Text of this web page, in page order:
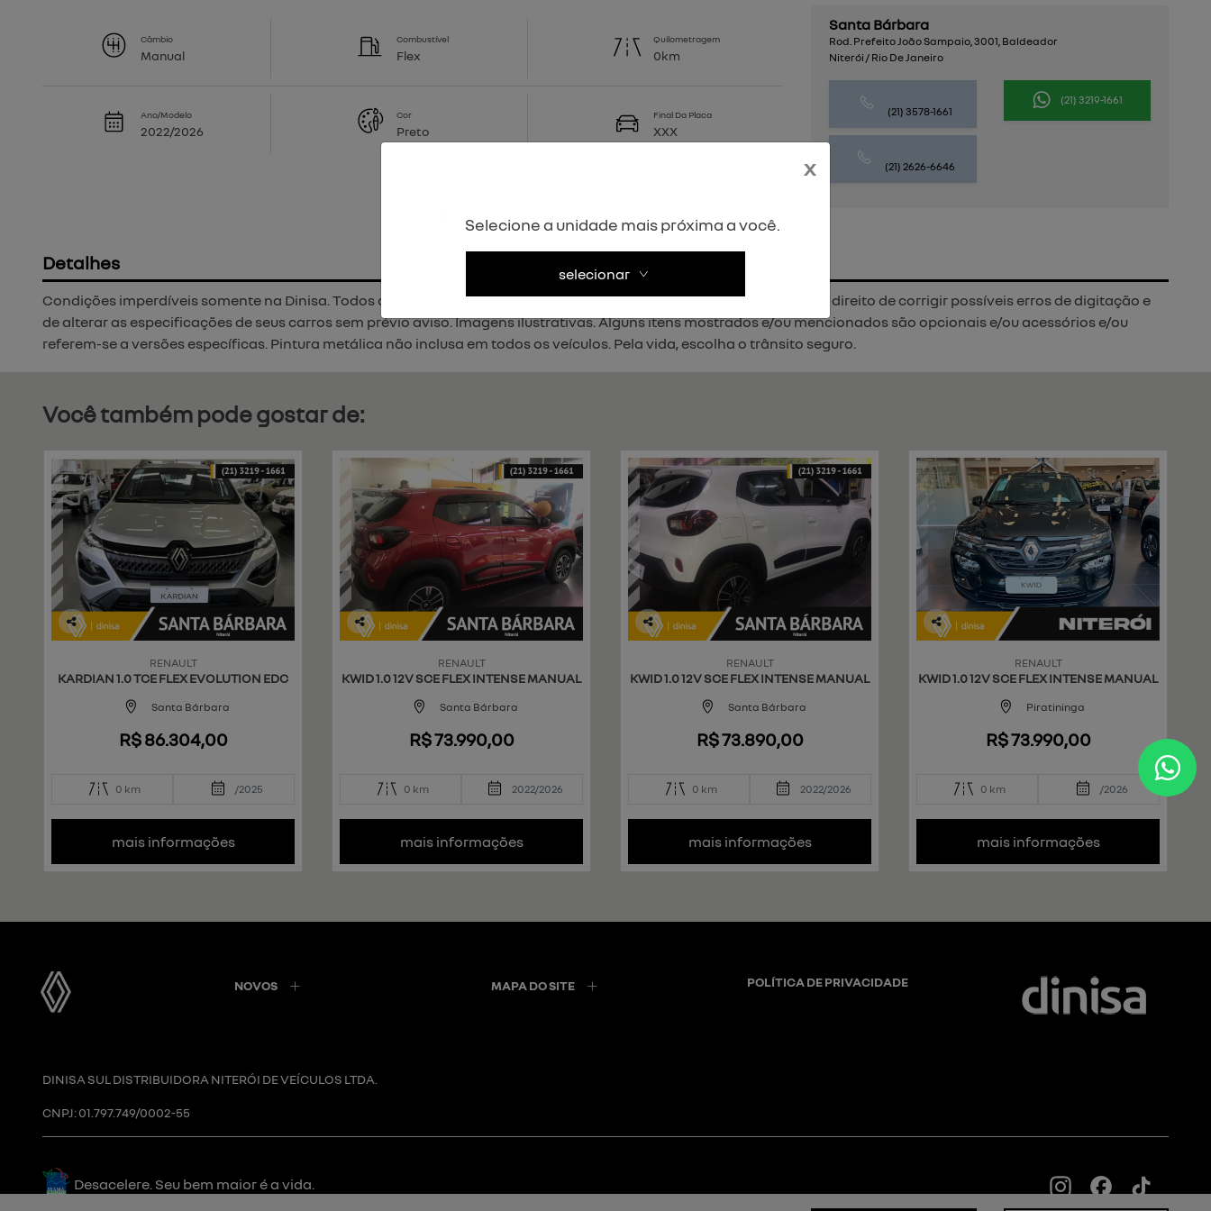
Santa Bárbara
Rod. Prefeito João Sampaio, 3001, Baldeador
Niterói / Rio De Janeiro
(21) 3578-1661
(21) 3219-1661
(21) 2626-6646
Câmbio
Manual
Combustível
Flex
Quilometragem
0km
Ano/Modelo
2022/2026
Cor
Preto
Final Da Placa
XXX
Detalhes
Condições imperdíveis somente na Dinisa. Todos os carros com garantia e procedência. O Grupo Dinisa reserva-se o direito de corrigir possíveis erros de digitação e
de alterar as especificações de seus carros sem prévio aviso. Imagens ilustrativas. Alguns itens mostrados e/ou mencionados são opcionais e/ou acessórios e/ou
referem-se a versões específicas. Pintura metálica não inclusa em todos os veículos. Pela vida, escolha o trânsito seguro.
Você também pode gostar de:
Co
ilh
RENAULT
KARDIAN 1.0 TCE FLEX EVOLUTION EDC
Santa Bárbara
R$ 86.304,00
0 km /2025
mais informações
Co
ilh
RENAULT
KWID 1.0 12V SCE FLEX INTENSE MANUAL
Santa Bárbara
R$ 73.990,00
0 km 2022/2026
mais informações
Co
ilh
RENAULT
KWID 1.0 12V SCE FLEX INTENSE MANUAL
Santa Bárbara
R$ 73.890,00
0 km 2022/2026
mais informações
Co
ilh
RENAULT
KWID 1.0 12V SCE FLEX INTENSE MANUAL
Piratininga
R$ 73.990,00
0 km /2026
mais informações
NOVOS MAPA DO SITE POLÍTICA DE PRIVACIDADE
DINISA SUL DISTRIBUIDORA NITERÓI DE VEÍCULOS LTDA.
CNPJ: 01.797.749/0002-55
Desacelere. Seu bem maior é a vida.
x
Selecione a unidade mais próxima a você.
selecionar